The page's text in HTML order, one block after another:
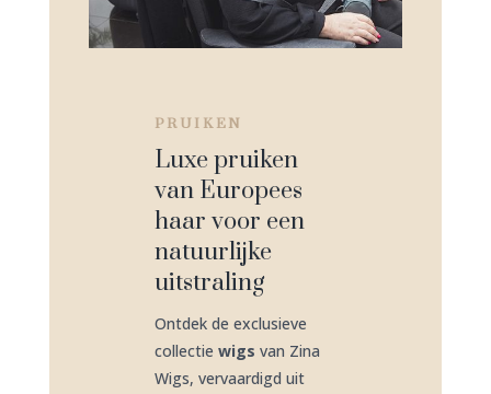
PRUIKEN
Luxe pruiken
van Europees
haar voor een
natuurlijke
uitstraling
Ontdek de exclusieve
collectie wigs van Zina
Wigs, vervaardigd uit